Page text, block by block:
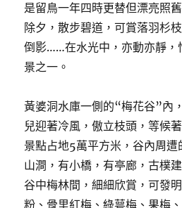
是留鳥一年四時更替但漂亮照
除夕，散步碧道，可賞落羽杉
倒影……在水光中，亦動亦靜，
景之一。
黃婆洞水庫一側的“梅花谷”內
兒迎著冷風，傲立枝頭，等候
景點占地5萬平方米，谷內周遭
山澗，有小橋，有亭廊，古樸
谷中梅林間，細細欣賞，可發
粉、骨里紅梅、綠萼梅、果梅